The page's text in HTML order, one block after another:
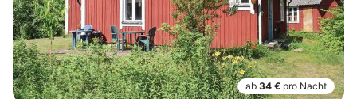
ab 34 € pro Nacht